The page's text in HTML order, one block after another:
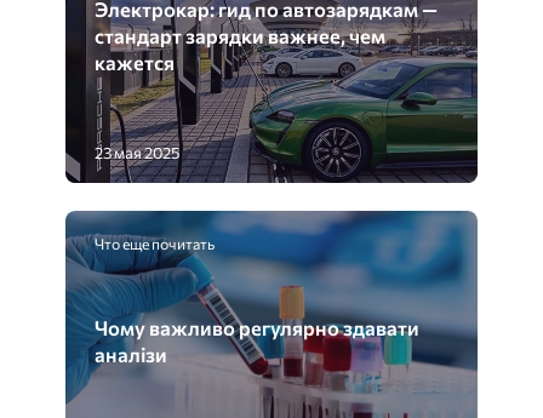
Электрокар: гид по автозарядкам —
стандарт зарядки важнее, чем
кажется
23 мая 2025
Что еще почитать
Чому важливо регулярно здавати
аналізи